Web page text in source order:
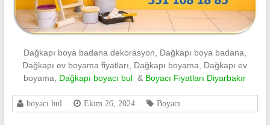
Dağkapı boya badana dekorasyon, Dağkapı boya badana,
Dağkapı ev boyama fiyatları, Dağkapı boyama, Dağkapı ev
boyama, Dağkapı boyacı bul & Boyacı Fiyatları Diyarbakır
boyacı bul Ekim 26, 2024 Boyacı